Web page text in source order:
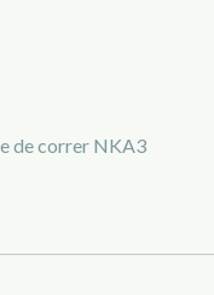
de correr NKA3